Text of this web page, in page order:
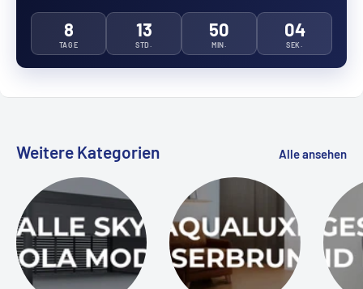
8
TAGE
13
STD.
50
MIN.
03
SEK.
Weitere Kategorien Alle ansehen